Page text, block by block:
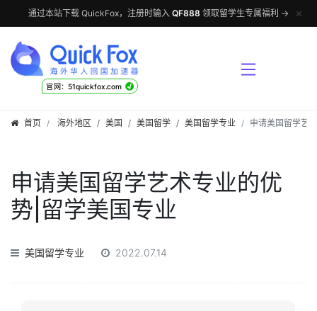
通过本站下载 QuickFox，注册时输入 QF888 领取留学生专属福利 → ✕
官网：51quickfox.com √
首页 海外地区 / 美国 / 美国留学 / 美国留学专业 申请美国留学艺
申请美国留学艺术专业的优
势|留学美国专业
美国留学专业 2022.07.14